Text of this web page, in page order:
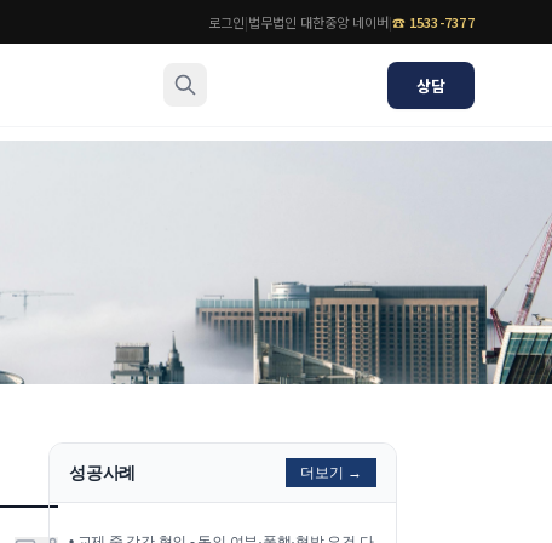
로그인|법무법인 대한중앙 네이버|☎ 1533-7377
상담
법률 블로그
법률서식
뉴스레터/브로슈어
성공사례 더보기 →